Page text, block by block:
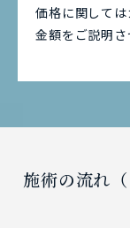
価格に関して
金額をご説明さ
施術の流れ